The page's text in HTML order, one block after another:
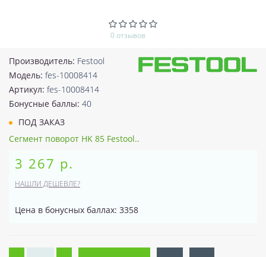
0 отзывов
Производитель: Festool
Модель: fes-10008414
Артикул: fes-10008414
Бонусные баллы: 40
ПОД ЗАКАЗ
Сегмент поворот HK 85 Festool..
3 267 р.
НАШЛИ ДЕШЕВЛЕ?
Цена в бонусных баллах: 3358